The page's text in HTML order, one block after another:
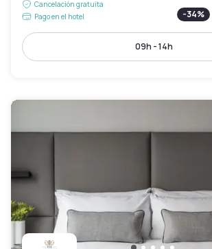
Cancelación gratuita
Pago en el hotel
-34%
09h - 14h